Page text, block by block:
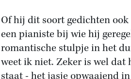
Of hij dit soort gedichten
een pianiste bij wie hij
romantische stulpje in het
weet ik niet. Zeker is wel